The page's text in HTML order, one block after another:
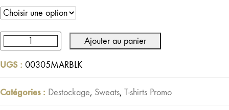
initial
était :
89,00€.
actuel
est :
69,50€.
quantité
de
Marauder
Ajouter au panier
UGS : 00305MARBLK
Catégories : Destockage, Sweats, T-shirts Promo